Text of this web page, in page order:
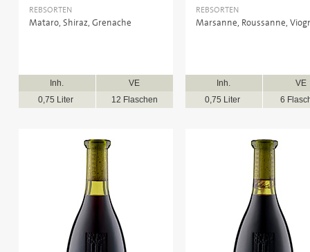
REBSORTEN
Mataro, Shiraz, Grenache
Inh.
VE
0,75 Liter
12 Flaschen
REBSORTEN
Marsanne, Roussanne,
Inh.
VE
0,75 Liter
6